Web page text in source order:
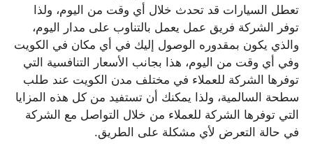
تعطل السيارات قد تحدث خلال أي وقت من اليوم، ولذا
توفر الشركة فريق عمل يعمل بالتناوب على مدار اليوم،
والذي يكون بمقدوره الوصول إليك في أي مكان في الكويت
وفي أي وقت من اليوم، هذا بجانب الأسعار التنافسية التي
توفرها الشركة للعملاء في مختلف مدن الكويت عند طلب
سطحة السالمية، ولذا يمكنك أن تستفيد من كل هذه المزايا
التي توفرها الشركة للعملاء من خلال التواصل مع الشركة
في حالة التعرض لأي مشكلة على الطريق.